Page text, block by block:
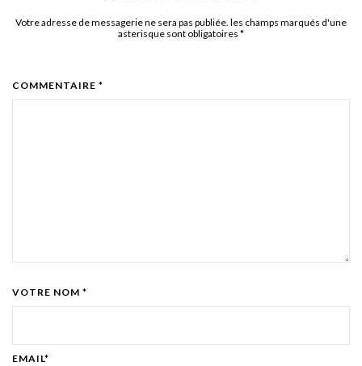
Votre adresse de messagerie ne sera pas publiée. les champs marqués d'une
asterisque sont obligatoires *
COMMENTAIRE *
VOTRE NOM *
EMAIL*